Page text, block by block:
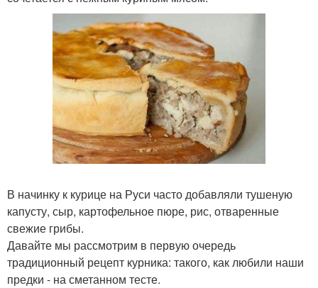
В начинку к курице на Руси часто добавляли тушеную
капусту, сыр, картофельное пюре, рис, отваренные
свежие грибы.
Давайте мы рассмотрим в первую очередь
традиционный рецепт курника: такого, как любили наши
предки - на сметанном тесте.